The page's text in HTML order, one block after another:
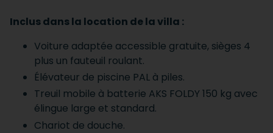
Inclus dans la location de la villa :
Voiture adaptée accessible gratuite, sièges 4
plus un fauteuil roulant.
Élévateur de piscine PAL à piles.
Treuil mobile à batterie AKS FOLDY 150 kg avec
élingue large et standard.
Chariot de douche.